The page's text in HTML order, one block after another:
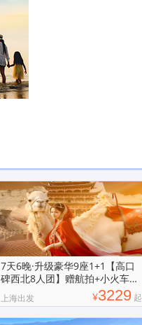
7天6晚·升级豪华9座1+1【高口
碑西北8人团】赠航拍+小火车
+骑骆驼
上海出发 ¥3229 起